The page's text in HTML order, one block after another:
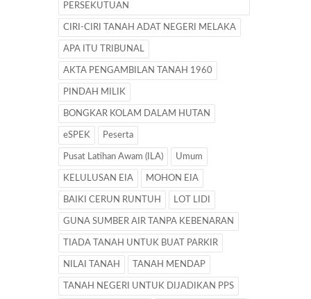
PERSEKUTUAN
CIRI-CIRI TANAH ADAT NEGERI MELAKA
APA ITU TRIBUNAL
AKTA PENGAMBILAN TANAH 1960
PINDAH MILIK
BONGKAR KOLAM DALAM HUTAN
eSPEK Peserta
Pusat Latihan Awam (ILA) Umum
KELULUSAN EIA MOHON EIA
BAIKI CERUN RUNTUH LOT LIDI
GUNA SUMBER AIR TANPA KEBENARAN
TIADA TANAH UNTUK BUAT PARKIR
NILAI TANAH TANAH MENDAP
TANAH NEGERI UNTUK DIJADIKAN PPS